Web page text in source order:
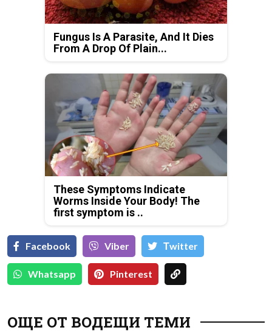
Fungus Is A Parasite, And It Dies
From A Drop Of Plain...
These Symptoms Indicate
Worms Inside Your Body! The
first symptom is ..
Facebook Viber Тwitter
Whatsapp Pinterest
ОЩЕ ОТ ВОДЕЩИ ТЕМИ